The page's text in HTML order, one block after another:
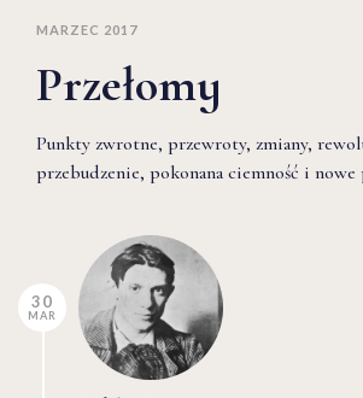
MARZEC 2017
Przełomy
Punkty zwrotne, przewroty, zmiany,
przebudzenie, pokonana ciemność i
30
MAR